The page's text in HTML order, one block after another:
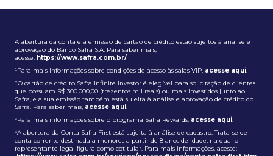
A abertura da conta e a emissão de cartão de crédito estão sujeitos à análise e
aprovação do Banco Safra S.A. Para saber mais,
acesse: https://www.safra.com.br/
¹Para mais informações sobre condições de acesso às salas VIP, acesse aqui.
²O cartão de crédito Safra Infinite Investor é elegível para solicitação de clientes
que possuam R$ 300.000,00 (trezentos mil reais) ou mais investidos junto ao
Safra, e a sua emissão também está sujeita à análise e aprovação de crédito do
Safra. Para saber mais, acesse aqui.
³Para mais informações sobre o programa Safra Rewards, acesse aqui.
⁴A abertura da Conta Safra First está sujeita à análise de cadastro. Trata-se de
conta corrente destinada a menores a partir de 8 anos de idade, na qual o
representante legal figura como cotitular. Para mais informações, acesse: